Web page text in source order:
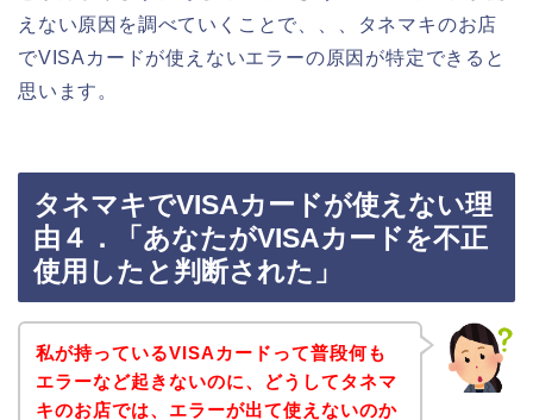
えない原因を調べていくことで、、、タネマキのお店
でVISAカードが使えないエラーの原因が特定できると
思います。
タネマキでVISAカードが使えない理
由４．「あなたがVISAカードを不正
使用したと判断された」
私が持っているVISAカードって普段何も
エラーなど起きないのに、どうしてタネマ
キのお店では、エラーが出て使えないのか